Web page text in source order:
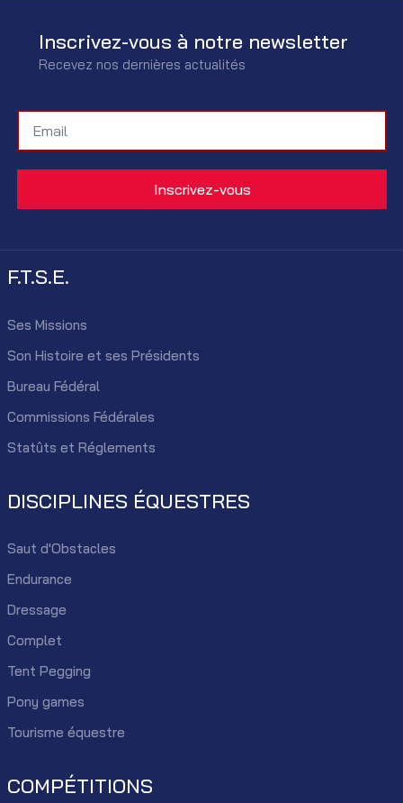
Inscrivez-vous à notre newsletter
Recevez nos dernières actualités
F.T.S.E.
Ses Missions
Son Histoire et ses Présidents
Bureau Fédéral
Commissions Fédérales
Statûts et Réglements
DISCIPLINES ÉQUESTRES
Saut d'Obstacles
Endurance
Dressage
Complet
Tent Pegging
Pony games
Tourisme équestre
COMPÉTITIONS